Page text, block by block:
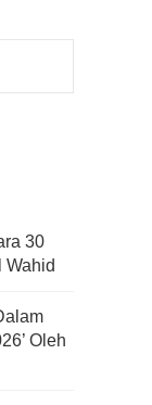
30
Wahid
Oleh